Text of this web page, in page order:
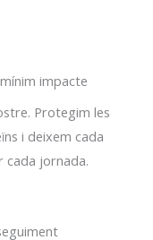
impacte
Protegim les
i deixem cada
cada jornada.